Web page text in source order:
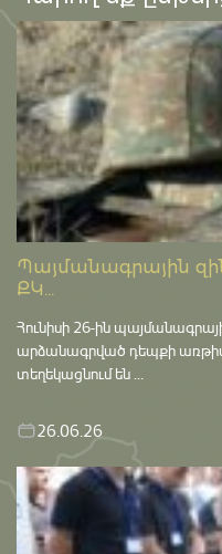
Պայմանագրային
ՔԿ...
Հունիսի 26-ին
արձանագրված դեպքի առթիվ
տեղեկացնում են ...
26.06.26